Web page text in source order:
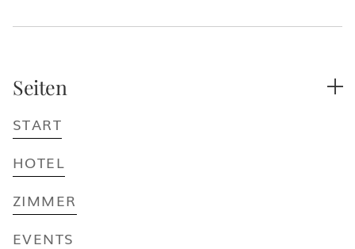
Seiten 
START
HOTEL
ZIMMER
EVENTS